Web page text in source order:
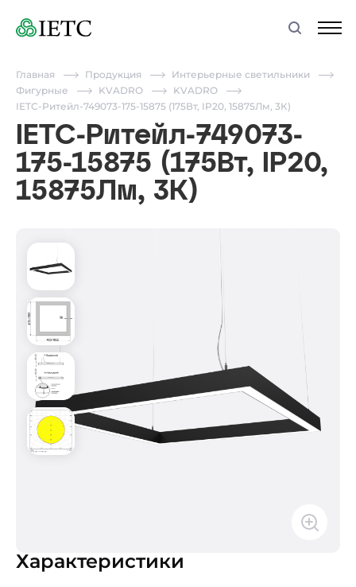
Главная Продукция
Интерьерные светильники
Фигурные
KVADRO
KVADRO
IETC-Ритейл-749073-175-15875 (175Вт, IP20, 15875Лм, 3К)
IETC-Ритейл-749073-
175-15875 (175Вт, IP20,
15875Лм, 3К)
Характеристики